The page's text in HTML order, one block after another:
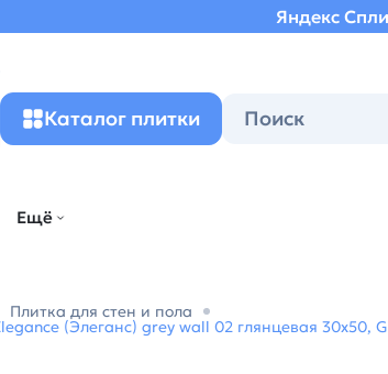
Яндекс
Каталог плитки
Ещё
Плитка для стен и пола
(Элеганс) grey wall 02 глянцевая 30х50,